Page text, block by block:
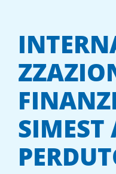
SIMEST